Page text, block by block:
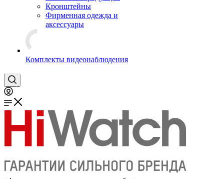
Кронштейны
Фирменная одежда и
аксессуары
Комплекты видеонаблюдения